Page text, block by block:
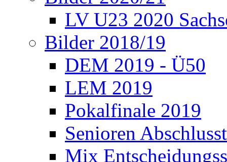
LV U23 2020
Bilder 2018/19
DEM 2019 - Ü50
LEM 2019
Pokalfinale 2019
Senioren
Mix